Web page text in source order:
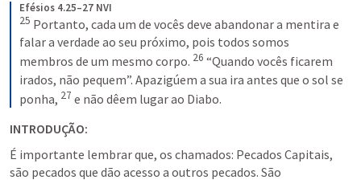
Efésios 4.25–27 NVI
25 Portanto, cada um de vocês deve abandonar a mentira e
falar a verdade ao seu próximo, pois todos somos
membros de um mesmo corpo. 26 “Quando vocês ficarem
irados, não pequem”. Apazigúem a sua ira antes que o sol se
ponha, 27 e não dêem lugar ao Diabo.
INTRODUÇÃO:
É importante lembrar que, os chamados: Pecados Capitais,
são pecados que dão acesso a outros pecados. São